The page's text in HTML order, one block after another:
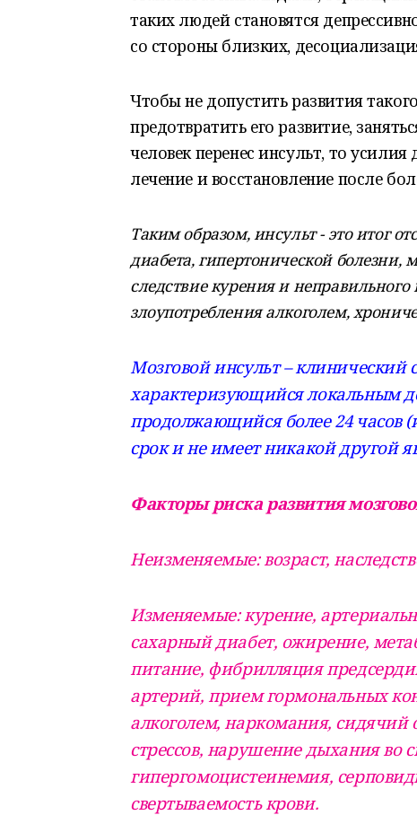
таких людей становятся
со стороны близких,
Чтобы не допустить развития
предотвратить его развитие,
человек перенес инсульт, то
лечение и восстановление после
Таким образом, инсульт - это итог
диабета, гипертонической болезни,
следствие курения и
злоупотребления алкоголем,
Мозговой инсульт –
характеризующийся локальным
продолжающийся более 24 часов
срок и не имеет никакой другой
Факторы риска развития
Неизменяемые: возраст,
Изменяемые: курение,
сахарный диабет, ожирение,
питание, фибрилляция
артерий, прием гормональных
алкоголем, наркомания, сидячий
стрессов, нарушение дыхания во
гипергомоцистеинемия,
свертываемость крови.